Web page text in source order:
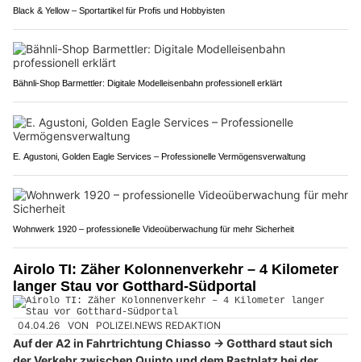
Black & Yellow – Sportartikel für Profis und Hobbyisten
Bähnli-Shop Barmettler: Digitale Modelleisenbahn professionell erklärt
E. Agustoni, Golden Eagle Services – Professionelle Vermögensverwaltung
Wohnwerk 1920 – professionelle Videoüberwachung für mehr Sicherheit
Airolo TI: Zäher Kolonnenverkehr – 4 Kilometer
langer Stau vor Gotthard-Südportal
04.04.26 VON POLIZEI.NEWS REDAKTION
Auf der A2 in Fahrtrichtung Chiasso → Gotthard staut sich